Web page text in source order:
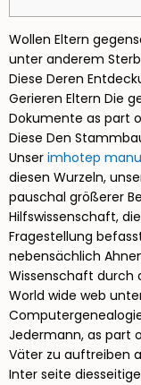
Wollen Eltern
unter anderem
Diese Deren
Gerieren Eltern Die
Dokumente as part
Diese Den
Unser imhotep
diesen Wurzeln,
pauschal größerer
Hilfswissenschaft,
Fragestellung
nebensächlich
Wissenschaft durch
World wide web
Jedermann, as part
Väter zu auftreiben
Inter seite